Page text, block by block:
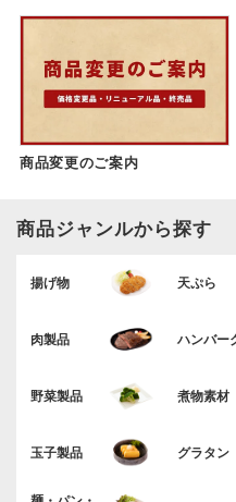
商品変更のご案内
商品ジャンルから探す
揚げ物 天ぷら
肉製品 ハンバー
野菜製品 煮物素材
玉子製品 グラタン